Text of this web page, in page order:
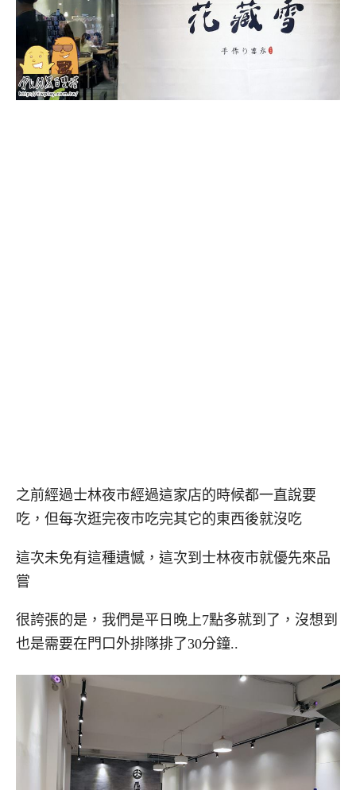
之前經過士林夜市經過這家店的時候都一直說要
吃，但每次逛完夜市吃完其它的東西後就沒吃
這次未免有這種遺憾，這次到士林夜市就優先來品
嘗
很誇張的是，我們是平日晚上7點多就到了，沒想到
也是需要在門口外排隊排了30分鐘..